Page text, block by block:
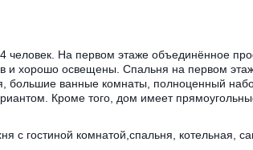
На первом этаже объединённое
хорошо освещены. Спальня на первом
большие ванные комнаты, полноценный
Кроме того, дом имеет
гостиной комнатой,спальня, котельная,